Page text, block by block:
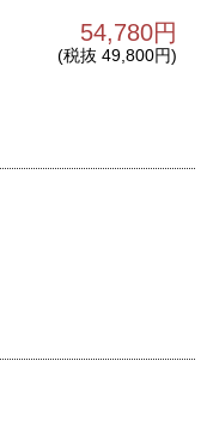
54,780円
(税抜 49,800円)